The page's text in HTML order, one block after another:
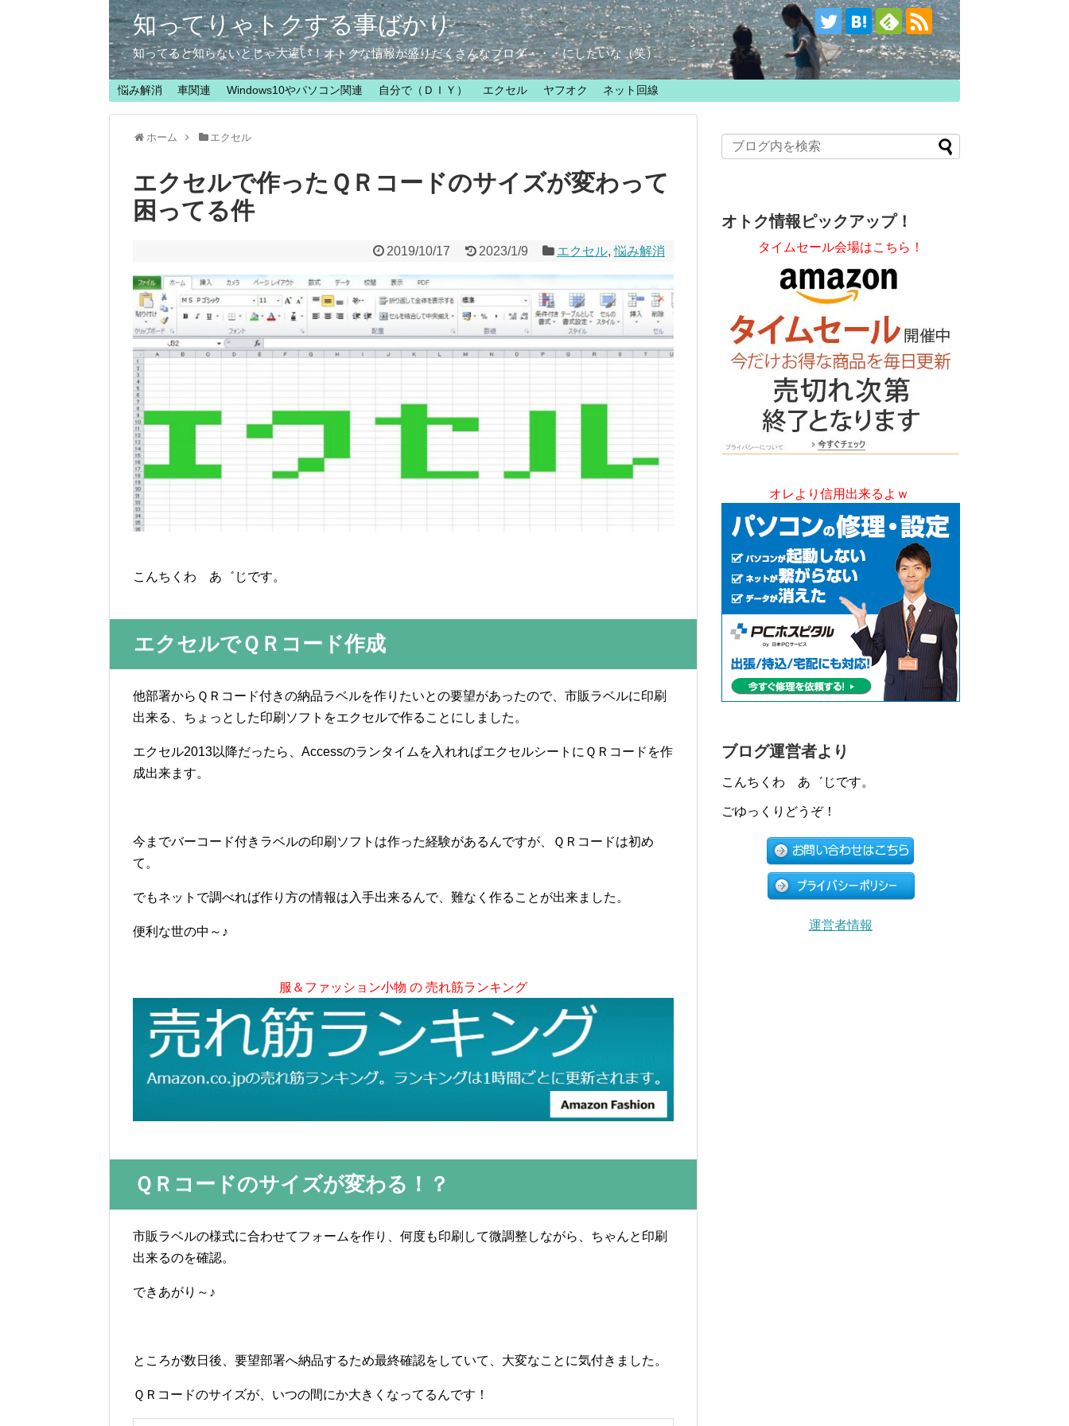
知ってりゃトクする事ばかり
知ってると知らないとじゃ大違い！オトクな情報が盛りだくさんなブログ・・・にしたいな（笑）
悩み解消 車関連 Windows10やパソコン関連 自分で（ＤＩＹ） エクセル ヤフオク ネット回線
ホーム エクセル
エクセルで作ったＱＲコードのサイズが変わって
困ってる件
2019/10/17 2023/1/9 エクセル,悩み解消
こんちくわ あ゛じです。
エクセルでＱＲコード作成
他部署からＱＲコード付きの納品ラベルを作りたいとの要望があったので、市販ラベルに印刷
出来る、ちょっとした印刷ソフトをエクセルで作ることにしました。
エクセル2013以降だったら、Accessのランタイムを入れればエクセルシートにＱＲコードを作
成出来ます。
今までバーコード付きラベルの印刷ソフトは作った経験があるんですが、ＱＲコードは初め
て。
でもネットで調べれば作り方の情報は入手出来るんで、難なく作ることが出来ました。
便利な世の中～♪
服＆ファッション小物 の 売れ筋ランキング
ＱＲコードのサイズが変わる！？
市販ラベルの様式に合わせてフォームを作り、何度も印刷して微調整しながら、ちゃんと印刷
出来るのを確認。
できあがり～♪
ところが数日後、要望部署へ納品するため最終確認をしていて、大変なことに気付きました。
ＱＲコードのサイズが、いつの間にか大きくなってるんです！
オトク情報ピックアップ！
タイムセール会場はこちら！
オレより信用出来るよｗ
ブログ運営者より
こんちくわ あ゛じです。
ごゆっくりどうぞ！
運営者情報